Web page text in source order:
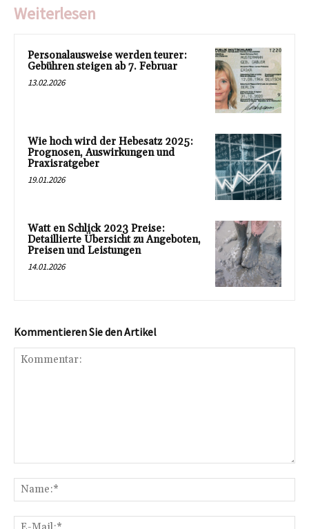
Weiterlesen
Personalausweise werden teurer:
Gebühren steigen ab 7. Februar
13.02.2026
Wie hoch wird der Hebesatz 2025:
Prognosen, Auswirkungen und
Praxisratgeber
19.01.2026
Watt en Schlick 2023 Preise:
Detaillierte Übersicht zu Angeboten,
Preisen und Leistungen
14.01.2026
Kommentieren Sie den Artikel